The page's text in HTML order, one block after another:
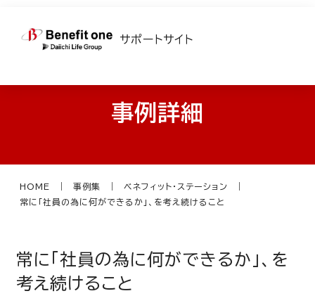
サポートサイト
事例詳細
HOME 事例集
ベネフィット・ステーション
常に「社員の為に何ができるか」、を考え続けること
常に「社員の為に何ができるか」、を
考え続けること